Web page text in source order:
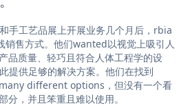
手工艺品展上开展业务几个月后，rbia
销售方式。他们wanted以视觉上吸引人
品质量、轻巧且符合人体工程学的设
提供足够的解决方案。他们在找到
different options，但没有一个看
分，并且笨重且难以使用。